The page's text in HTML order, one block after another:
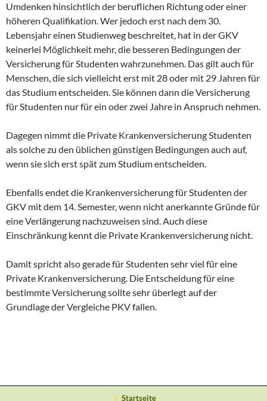
Umdenken hinsichtlich der beruflichen Richtung oder einer
höheren Qualifikation. Wer jedoch erst nach dem 30.
Lebensjahr einen Studienweg beschreitet, hat in der GKV
keinerlei Möglichkeit mehr, die besseren Bedingungen der
Versicherung für Studenten wahrzunehmen. Das gilt auch für
Menschen, die sich vielleicht erst mit 28 oder mit 29 Jahren für
das Studium entscheiden. Sie können dann die Versicherung
für Studenten nur für ein oder zwei Jahre in Anspruch nehmen.
Dagegen nimmt die Private Krankenversicherung Studenten
als solche zu den üblichen günstigen Bedingungen auch auf,
wenn sie sich erst spät zum Studium entscheiden.
Ebenfalls endet die Krankenversicherung für Studenten der
GKV mit dem 14. Semester, wenn nicht anerkannte Gründe für
eine Verlängerung nachzuweisen sind. Auch diese
Einschränkung kennt die Private Krankenversicherung nicht.
Damit spricht also gerade für Studenten sehr viel für eine
Private Krankenversicherung. Die Entscheidung für eine
bestimmte Versicherung sollte sehr überlegt auf der
Grundlage der Vergleiche PKV fallen.
Startseite